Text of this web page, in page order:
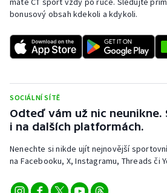
bonusový obsah kdekoli a kdykoli.
SOCIÁLNÍ SÍTĚ
Odteď vám už nic neunikne.
i na dalších platformách.
Nenechte si nikde ujít nejnovější
na Facebooku, X, Instagramu, Threads či